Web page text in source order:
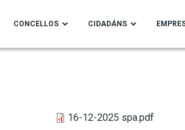
CONCELLOS CIDADÁNS
16-12-2025 spa.pdf